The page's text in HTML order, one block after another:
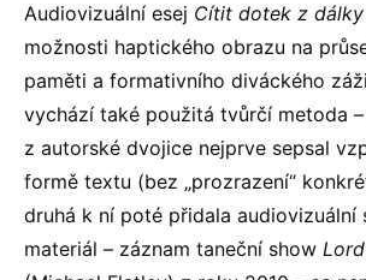
Audiovizuální esej Cítit dotek z dálky
možnosti haptického obrazu na
paměti a formativního diváckého
vychází také použitá tvůrčí metoda
z autorské dvojice nejprve sepsal
formě textu (bez „prozrazení“
druhá k ní poté přidala audiovizuální
materiál – záznam taneční show